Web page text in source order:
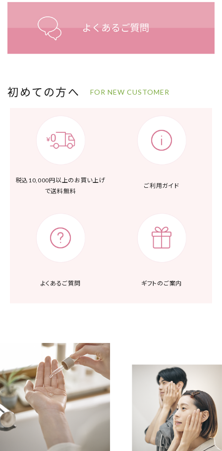
初めての方へ FOR NEW CUSTOMER
税込10,000円以上の お買い上げ
で送料無料
ご利用ガイド
よくあるご質問 ギフトのご案内